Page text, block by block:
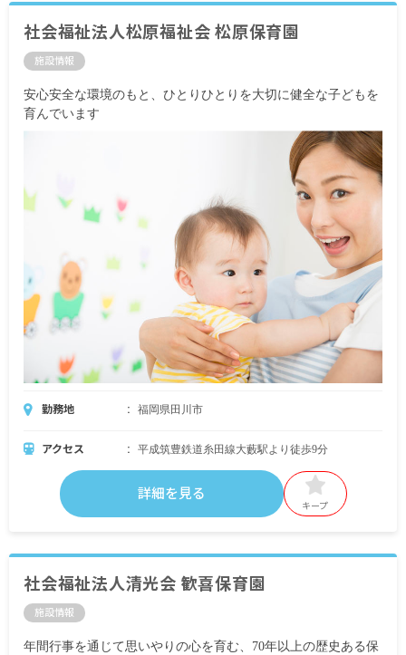
社会福祉法人松原福祉会 松原保育園
施設情報
安心安全な環境のもと、ひとりひとりを大切に健全な子どもを
育んでいます
勤務地 福岡県田川市
アクセス 平成筑豊鉄道糸田線大藪駅より徒歩9分
詳細を見る
キープ
社会福祉法人清光会 歓喜保育園
施設情報
年間行事を通じて思いやりの心を育む、70年以上の歴史ある保